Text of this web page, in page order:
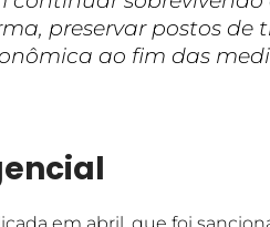
preservar postos
ao fim das